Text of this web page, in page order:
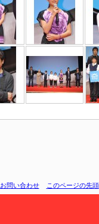
お問い合わせ このページの先頭